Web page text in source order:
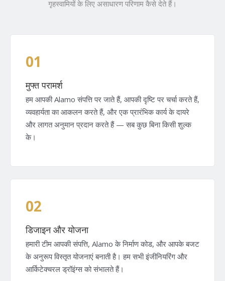
गृहस्वामियों के लिए असाधारण परिणाम कैसे देते हैं।
01
मुफ्त परामर्श
हम आपकी Alamo संपत्ति पर जाते हैं, आपकी दृष्टि पर चर्चा करते हैं,
व्यवहार्यता का आकलन करते हैं, और एक प्रारंभिक कार्य के दायरे
और लागत अनुमान प्रदान करते हैं — सब कुछ बिना किसी शुल्क
के।
02
डिजाइन और योजना
हमारी टीम आपकी संपत्ति, Alamo के निर्माण कोड, और आपके बजट
के अनुरूप विस्तृत योजनाएं बनाती है। हम सभी इंजीनियरिंग और
आर्किटेक्चरल ड्रॉइंग्स को संभालते हैं।